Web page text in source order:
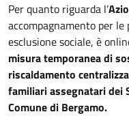
Per quanto riguarda l’
accompagnamento per
esclusione sociale, è
misura temporanea di
riscaldamento
familiari assegnatari dei
Comune di Bergamo.